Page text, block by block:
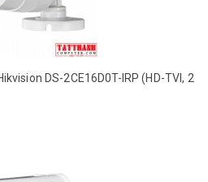
DS-2CE16D0T-IRP (HD-TVI, 2